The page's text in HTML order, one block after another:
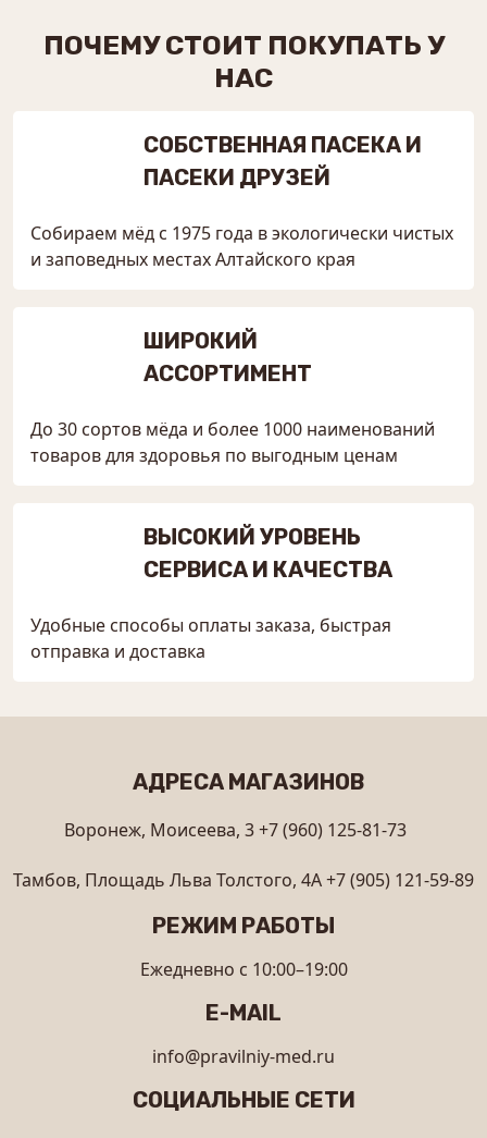
ПОЧЕМУ СТОИТ ПОКУПАТЬ У
НАС
СОБСТВЕННАЯ ПАСЕКА И
ПАСЕКИ ДРУЗЕЙ
Собираем мёд с 1975 года в экологически чистых
и заповедных местах Алтайского края
ШИРОКИЙ
АССОРТИМЕНТ
До 30 сортов мёда и более 1000 наименований
товаров для здоровья по выгодным ценам
ВЫСОКИЙ УРОВЕНЬ
СЕРВИСА И КАЧЕСТВА
Удобные способы оплаты заказа, быстрая
отправка и доставка
АДРЕСА МАГАЗИНОВ
Воронеж, Моисеева, 3+7 (960) 125-81-73
Тамбов, Площадь Льва Толстого, 4А+7 (905) 121-59-89
РЕЖИМ РАБОТЫ
Ежедневно с 10:00–19:00
E-MAIL
info@pravilniy-med.ru
СОЦИАЛЬНЫЕ СЕТИ